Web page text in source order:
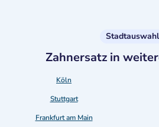
Stadtauswahl
Zahnersatz in
Köln
Stuttgart
Frankfurt am Main